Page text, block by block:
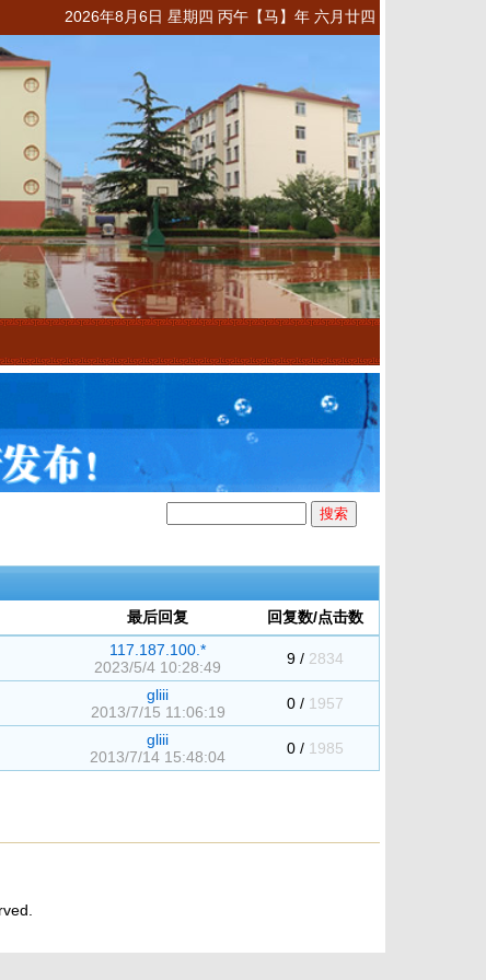
2026年8月6日 星期四 丙午【马】年 六月廿四
最后回复 回复数/点击数
117.187.100.*
2023/5/4 10:28:49
9 / 2834
gliii
2013/7/15 11:06:19
0 / 1957
gliii
2013/7/14 15:48:04
0 / 1985